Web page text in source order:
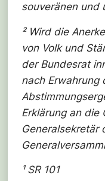
souveränen und
² Wird die
von Volk und
der Bundesrat
nach Erwahrung
Erklärung an die
Generalsekretär
¹ SR 101